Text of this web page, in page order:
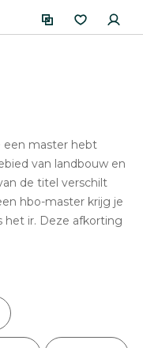
een master hebt
van landbouw en
de titel verschilt
hbo-master krijg je
het ir. Deze afkorting